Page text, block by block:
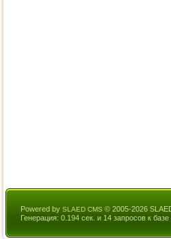
Powered by SLAED CMS © 2005-2026
Генерация: 0.194 сек. и 14 запросов к